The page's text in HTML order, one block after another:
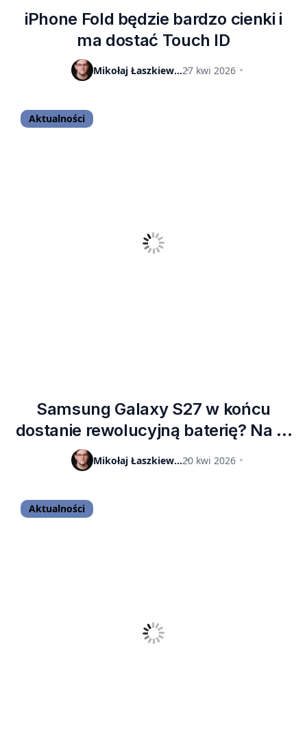
iPhone Fold będzie bardzo cienki i
ma dostać Touch ID
Mikołaj Łaszkiewicz27 kwi 2026
Aktualności
Samsung Galaxy S27 w końcu
dostanie rewolucyjną baterię? Na to
wskazują przecieki
Mikołaj Łaszkiewicz20 kwi 2026
Aktualności